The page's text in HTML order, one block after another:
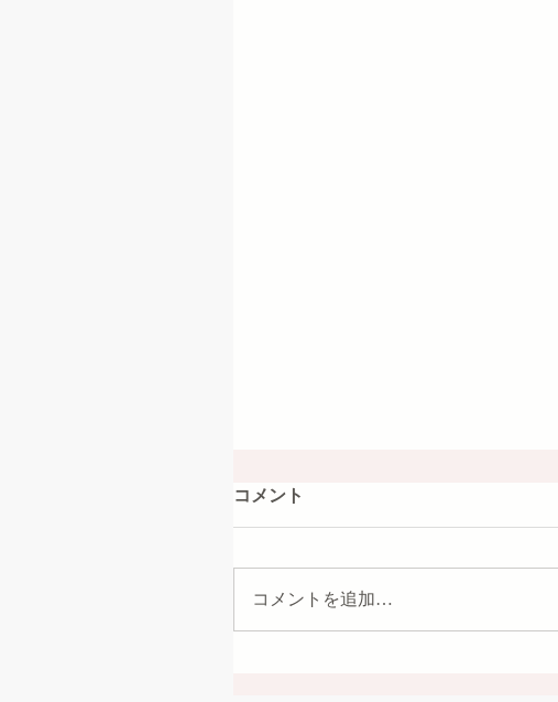
コメント
コメントを追加…